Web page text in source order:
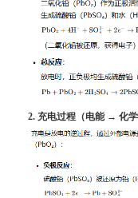
2. 充电过程（电能 → 化学